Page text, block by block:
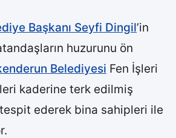
Başkanı Seyfi Dingil’in
huzurunu ön
Belediyesi Fen İşleri
kaderine terk edilmiş
tespit ederek bina sahipleri ile